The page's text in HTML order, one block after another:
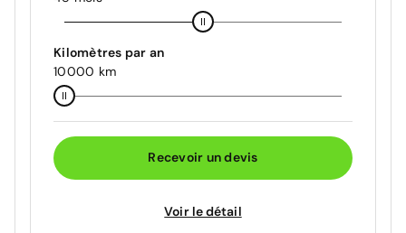
Kilomètres par an
10000 km
Recevoir un devis
Voir le détail